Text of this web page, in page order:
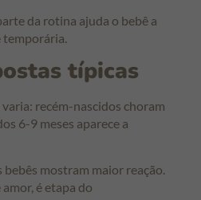
da rotina ajuda o bebê a
temporária.
típicas
varia: recém-nascidos choram
6-9 meses aparece a
bebês mostram maior reação.
é etapa do